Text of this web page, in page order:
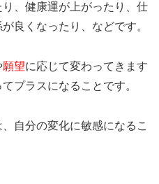
、健康運が上がったり、仕
良くなったり、などです。
願望に応じて変わってきます
プラスになることです。
自分の変化に敏感になるこ